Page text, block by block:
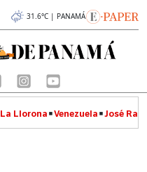
31.6°C | PANAMÁ
La Llorona Venezuela José